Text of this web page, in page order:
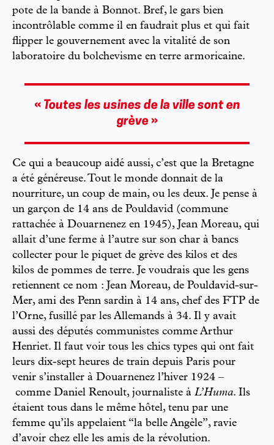
pote de la bande à Bonnot. Bref, le gars bien
incontrôlable comme il en faudrait plus et qui fait
flipper le gouvernement avec la vitalité de son
laboratoire du bolchevisme en terre armoricaine.
« Toutes les usines de la ville sont en
grève»
Ce qui a beaucoup aidé aussi, c’est que la Bretagne
a été généreuse. Tout le monde donnait de la
nourriture, un coup de main, ou les deux. Je pense à
un garçon de 14 ans de Pouldavid (commune
rattachée à Douarnenez en 1945), Jean Moreau, qui
allait d’une ferme à l’autre sur son char à bancs
collecter pour le piquet de grève des kilos et des
kilos de pommes de terre. Je voudrais que les gens
retiennent ce nom : Jean Moreau, de Pouldavid-sur-
Mer, ami des Penn sardin à 14 ans, chef des FTP de
l’Orne, fusillé par les Allemands à 34. Il y avait
aussi des députés communistes comme Arthur
Henriet. Il faut voir tous les chics types qui ont fait
leurs dix-sept heures de train depuis Paris pour
venir s’installer à Douarnenez l’hiver 1924 –
comme Daniel Renoult, journaliste à L’Huma. Ils
étaient tous dans le même hôtel, tenu par une
femme qu’ils appelaient “la belle Angèle”, ravie
d’avoir chez elle les amis de la révolution.